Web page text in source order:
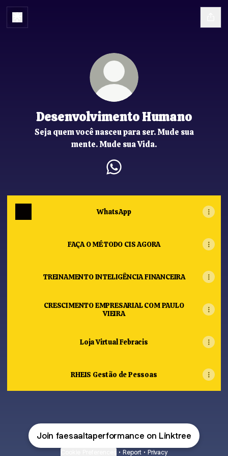
Desenvolvimento Humano
Seja quem você nasceu para ser. Mude sua
mente. Mude sua Vida.
WhatsApp
FAÇA O MÉTODO CIS AGORA
TREINAMENTO INTELIGÊNCIA FINANCEIRA
CRESCIMENTO EMPRESARIAL COM PAULO
VIEIRA
Loja Virtual Febracis
RHEIS Gestão de Pessoas
Join faesaaltaperformance on Linktree
• Report • Privacy